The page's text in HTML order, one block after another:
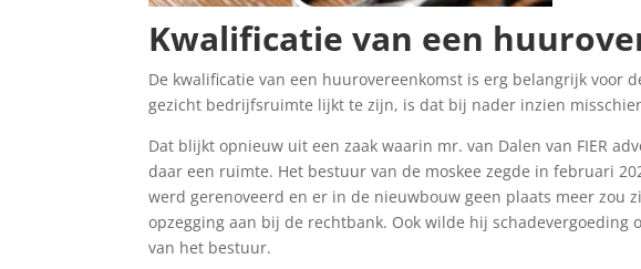
Kwalificatie van een
De kwalificatie van een huurovereenkomst is erg belangrijk voor
gezicht bedrijfsruimte lijkt te zijn, is dat bij nader inzien
Dat blijkt opnieuw uit een zaak waarin mr. van Dalen van FIER
daar een ruimte. Het bestuur van de moskee zegde in februari
werd gerenoveerd en er in de nieuwbouw geen plaats meer zou
opzegging aan bij de rechtbank. Ook wilde hij
van het bestuur.